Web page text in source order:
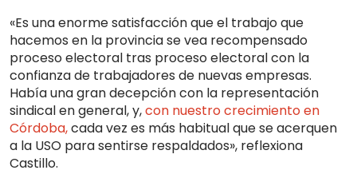
«Es una enorme satisfacción que el trabajo que
hacemos en la provincia se vea recompensado
proceso electoral tras proceso electoral con la
confianza de trabajadores de nuevas empresas.
Había una gran decepción con la representación
sindical en general, y,con nuestro crecimiento en
Córdoba,cada vez es más habitual que se acerquen
a la USO para sentirse respaldados», reflexiona
Castillo.